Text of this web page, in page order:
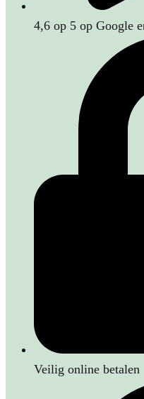
4,6 op 5 op Google
Veilig online betalen